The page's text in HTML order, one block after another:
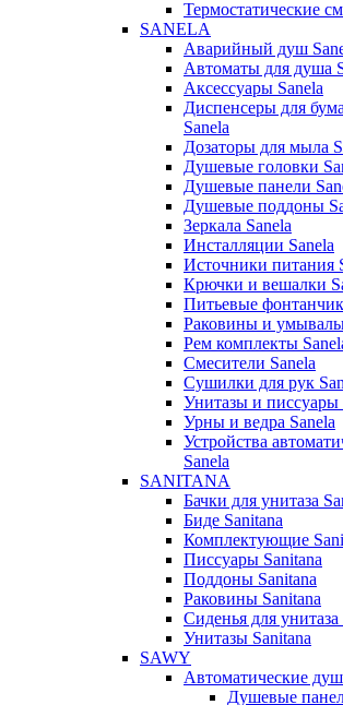
Термостатические
SANELA
Аварийный душ
Автоматы для душа
Аксессуары Sanela
Диспенсеры для
Sanela
Дозаторы для мыла
Душевые головки
Душевые панели
Душевые поддоны
Зеркала Sanela
Инсталляции Sanela
Источники питания
Крючки и вешалки
Питьевые
Раковины и
Рем комплекты
Смесители Sanela
Сушилки для рук
Унитазы и писсуары
Урны и ведра Sanela
Устройства
Sanela
SANITANA
Бачки для унитаза
Биде Sanitana
Комплектующие
Писсуары Sanitana
Поддоны Sanitana
Раковины Sanitana
Сиденья для унитаза
Унитазы Sanitana
SAWY
Автоматические
Душевые